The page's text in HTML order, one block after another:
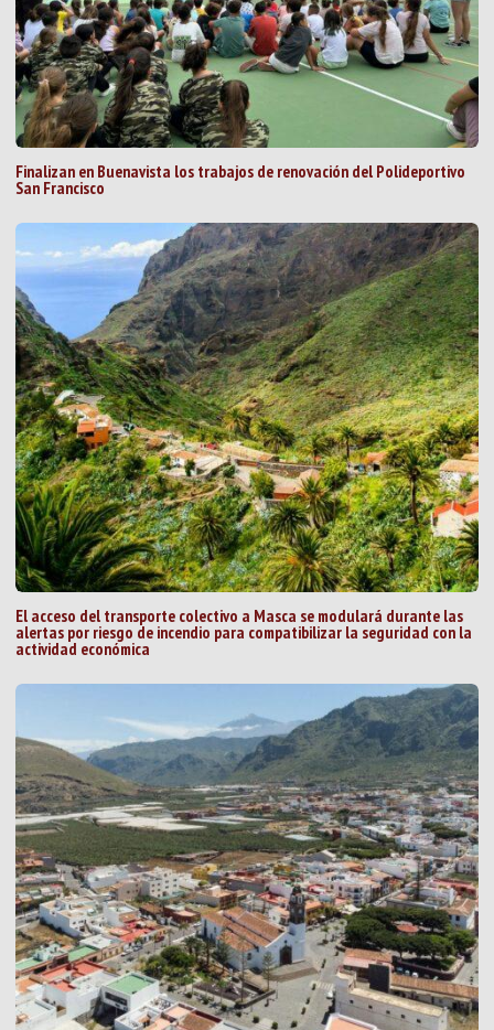
Finalizan en Buenavista los trabajos de renovación del Polideportivo
San Francisco
El acceso del transporte colectivo a Masca se modulará durante las
alertas por riesgo de incendio para compatibilizar la seguridad con la
actividad económica